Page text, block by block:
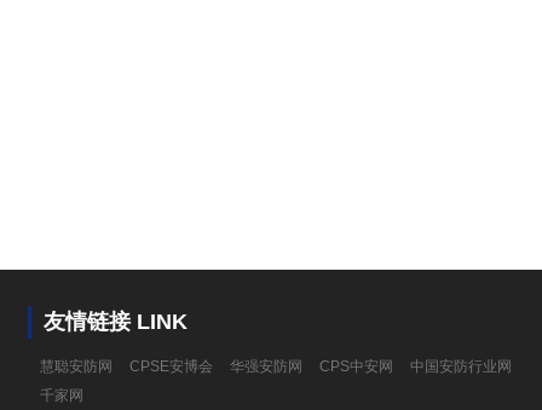
友情链接 LINK
慧聪安防网 CPSE安博会 华强安防网 CPS中安网
中国安防行业网
千家网